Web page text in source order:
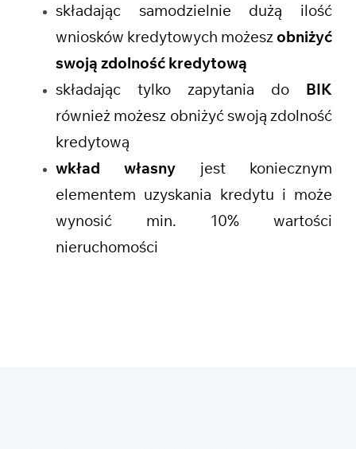
składając samodzielnie dużą ilość
wniosków kredytowych możesz obniżyć
swoją zdolność kredytową
składając tylko zapytania do BIK
również możesz obniżyć swoją zdolność
kredytową
wkład własny jest koniecznym
elementem uzyskania kredytu i może
wynosić min. 10% wartości
nieruchomości